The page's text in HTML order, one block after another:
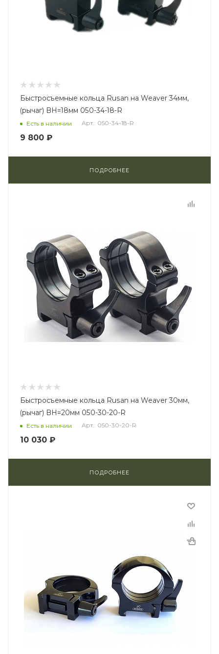
Быстросъемные кольца Rusan на Weaver 34мм,
(рычаг) BH=18мм 050-34-18-R
Есть в наличии Арт.: 050-34-18-R
9 800 ₽
ПОДРОБНЕЕ
Быстросъемные кольца Rusan на Weaver 30мм,
(рычаг) BH=20мм 050-30-20-R
Есть в наличии Арт.: 050-30-20-R
10 030 ₽
ПОДРОБНЕЕ